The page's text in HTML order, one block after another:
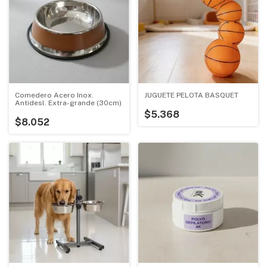
Comedero Acero Inox.
Antidesl. Extra-grande (30cm)
$8.052
JUGUETE PELOTA BASQUET
$5.368